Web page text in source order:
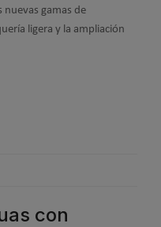
nuevas gamas de
ligera y la ampliación
con